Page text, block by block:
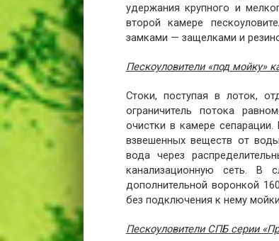
удержания крупного и
второй камере
замками — защелками и
Пескоуловители «под мойку»
Стоки, поступая в лоток,
ограничитель потока
очистки в камере сепарации.
взвешенных веществ от
вода через
канализационную сеть. В
дополнительной воронкой
без подключения к нему
Пескоуловители СПБ серии